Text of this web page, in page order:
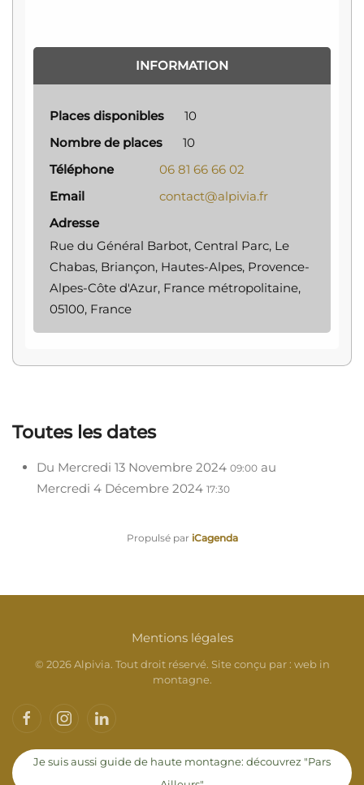
INFORMATION
Places disponibles
10
Nombre de places
10
Téléphone
06 81 66 66 02
Email
contact@alpivia.fr
Adresse
Rue du Général Barbot, Central Parc, Le
Chabas, Briançon, Hautes-Alpes, Provence-
Alpes-Côte d'Azur, France métropolitaine,
05100, France
Toutes les dates
Du Mercredi 13 Novembre 2024 09:00 au
Mercredi 4 Décembre 2024 17:30
Propulsé par iCagenda
Mentions légales
© 2026Alpivia. Tout droit réservé. Site conçu par : web in
montagne.
Je suis aussi guide de haute montagne: découvrez "Pars